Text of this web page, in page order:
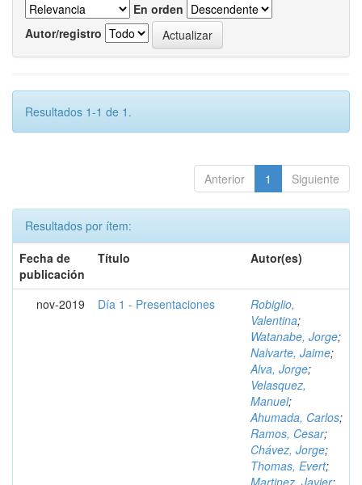
En orden
Autor/registro
Resultados 1-1 de 1.
Anterior 1 Siguiente
Resultados por ítem:
Fecha de
publicación
Título Autor(es)
nov-2019 Día 1 - Presentaciones
Robiglio,
Valentina;
Watanabe, Jorge;
Nalvarte, Jaime;
Alva, Jorge;
Velasquez,
Manuel;
Ahumada, Carlos;
Ramos, Cesar;
Chávez, Jorge;
Thomas, Evert;
Martinez, Javier;